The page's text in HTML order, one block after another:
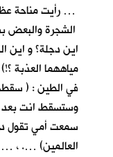
… رأيت مناحة
الشجرة
اين دجلة؟ و اين
مياههما العذبة
في الطين : (
وستسقط انت
سمعت أمي تقول
العالمين) …. ، …